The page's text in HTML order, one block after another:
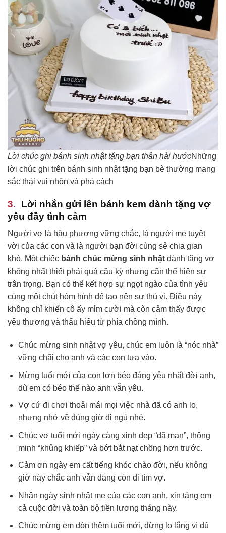
Lời chúc ghi bánh sinh nhật tặng bạn thân hài hướcNhững
lời chúc ghi trên bánh sinh nhật tặng bạn bè thường mang
sắc thái vui nhộn và phá cách
Lời nhắn gửi lên bánh kem dành tặng vợ
yêu đầy tình cảm
Người vợ là hậu phương vững chắc, là người mẹ tuyệt
vời của các con và là người bạn đời cùng sẻ chia gian
khó. Một chiếc bánh chúc mừng sinh nhật dành tặng vợ
không nhất thiết phải quá cầu kỳ nhưng cần thể hiện sự
trân trọng. Bạn có thể kết hợp sự ngọt ngào của tình yêu
cùng một chút hóm hỉnh để tạo nên sự thú vị. Điều này
không chỉ khiến cô ấy mỉm cười mà còn cảm thấy được
yêu thương và thấu hiểu từ phía chồng mình.
Chúc mừng sinh nhật vợ yêu, chúc em luôn là “nóc nhà”
vững chãi cho anh và các con tựa vào.
Mừng tuổi mới của con lợn béo đáng yêu nhất đời anh,
dù em có béo thế nào anh vẫn yêu.
Vợ cứ đi chơi thoải mái mọi việc nhà đã có anh lo,
nhưng nhớ về đúng giờ đi ngủ nhé.
Chúc vợ tuổi mới ngày càng xinh đẹp “dã man”, thông
minh “khủng khiếp” và bớt bắt nạt chồng hơn trước.
Cảm ơn ngày em cất tiếng khóc chào đời, nếu không
giờ này chắc anh vẫn đang còn đi tìm vợ.
Nhân ngày sinh nhật mẹ của các con anh, xin tặng em
cả cuộc đời và toàn bộ tiền lương tháng này.
Chúc mừng em đón thêm tuổi mới, đừng lo lắng vì dù